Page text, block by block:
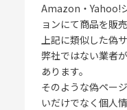
Amazon・Yahoo!
ョンにて商品を販
上記に類似した偽
弊社ではない業者
あります。
そのような偽ペー
いだけでなく個人